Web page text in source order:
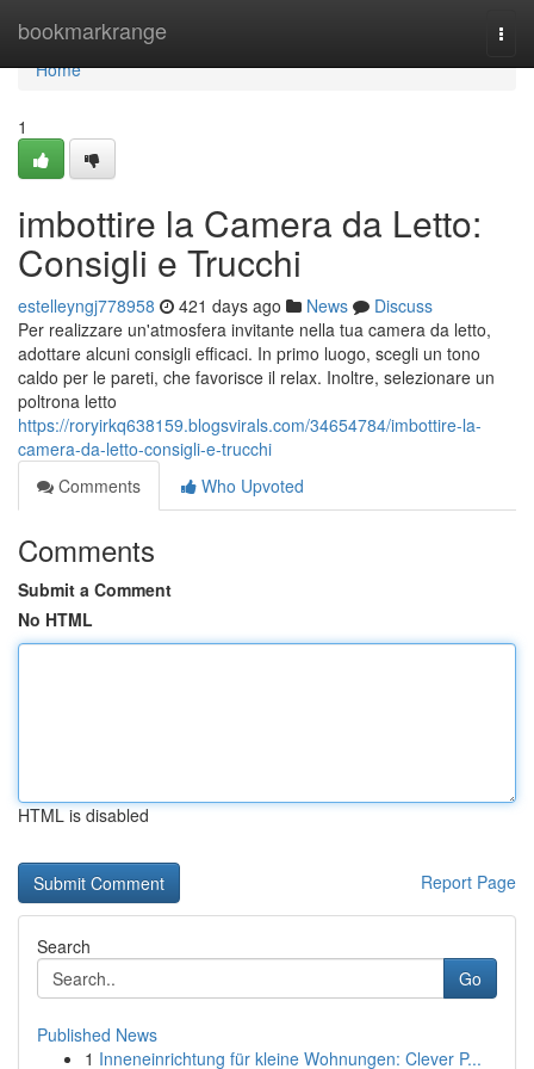
bookmarkrange
Home
Home
1
imbottire la Camera da Letto:
Consigli e Trucchi
estelleyngj778958 421 days ago News
Discuss
Per realizzare un'atmosfera invitante nella tua camera da letto,
adottare alcuni consigli efficaci. In primo luogo, scegli un tono
caldo per le pareti, che favorisce il relax. Inoltre, selezionare un
poltrona letto
https://roryirkq638159.blogsvirals.com/34654784/imbottire-la-
camera-da-letto-consigli-e-trucchi
Comments
Who Upvoted
Comments
Submit a Comment
No HTML
HTML is disabled
Report Page
Search
Go
Published News
1 Inneneinrichtung für kleine Wohnungen: Clever P...